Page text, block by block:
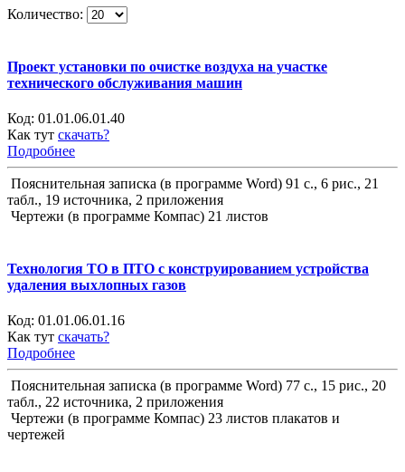
Количество:
Проект установки по очистке воздуха на участке
технического обслуживания машин
Код: 01.01.06.01.40
Как тут скачать?
Подробнее
Пояснительная записка (в программе Word) 91 с., 6 рис., 21
табл., 19 источника, 2 приложения
Чертежи (в программе Компас) 21 листов
Технология ТО в ПТО с конструированием устройства
удаления выхлопных газов
Код: 01.01.06.01.16
Как тут скачать?
Подробнее
Пояснительная записка (в программе Word) 77 с., 15 рис., 20
табл., 22 источника, 2 приложения
Чертежи (в программе Компас) 23 листов плакатов и
чертежей